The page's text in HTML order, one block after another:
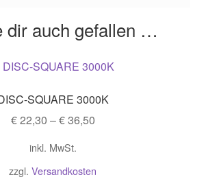
dir auch gefallen …
SQUARE 3000K
€22,30 –€36,50
inkl. MwSt.
zzgl. Versandkosten